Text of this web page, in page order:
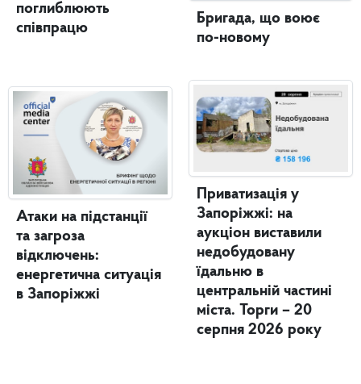
поглиблюють
співпрацю
Атаки на підстанції
та загроза
відключень:
енергетична ситуація
в Запоріжжі
Бригада, що воює
по-новому
Приватизація у
Запоріжжі: на
аукціон виставили
недобудовану
їдальню в
центральній частині
міста. Торги – 20
серпня 2026 року